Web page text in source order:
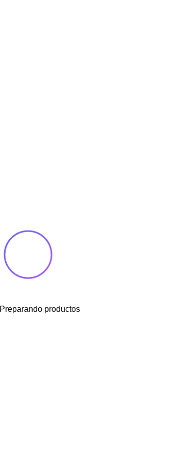
Preparando productos